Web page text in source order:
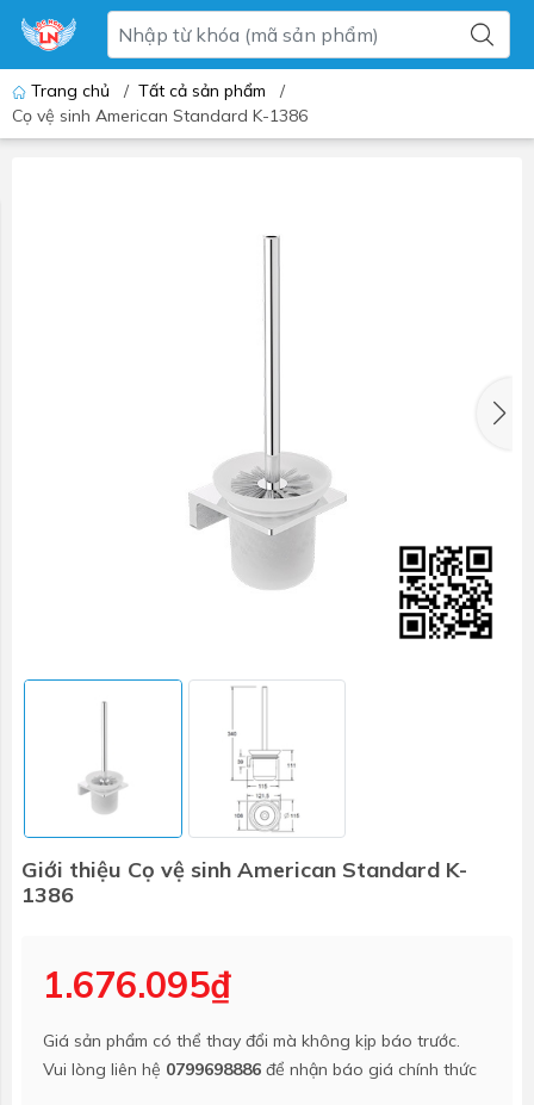
Trang chủ / Tất cả sản phẩm
/
Cọ vệ sinh American Standard K-1386
Giới thiệu Cọ vệ sinh American Standard K-
1386
1.676.095₫
Giá sản phẩm có thể thay đổi mà không kịp báo trước.
Vui lòng liên hệ 0799698886 để nhận báo giá chính thức